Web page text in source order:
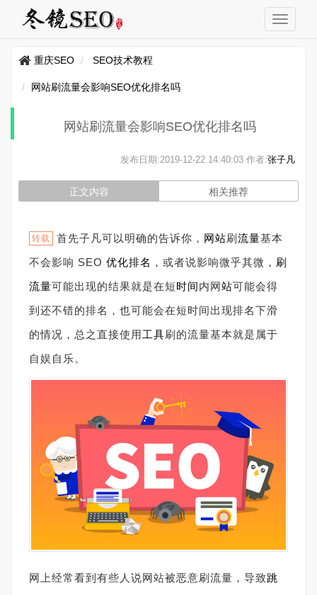
重庆SEO SEO技术教程
网站刷流量会影响SEO优化排名吗
网站刷流量会影响SEO优化排名吗
发布日期:2019-12-22 14:40:03 作者:张子凡
正文内容 相关推荐
转载 首先子凡可以明确的告诉你， 网站刷 流量基本
不会影响 SEO 优化排名 ，或者说影响微乎其微， 刷
流量可能出现的结果就是在短时间内网站可能会得
到还不错的排名，也可能会在短时间出现排名下滑
的情况，总之直接使用工具刷的流量基本就是属于
自娱自乐。
网上经常看到有些人说网站被恶意刷流量，导致跳